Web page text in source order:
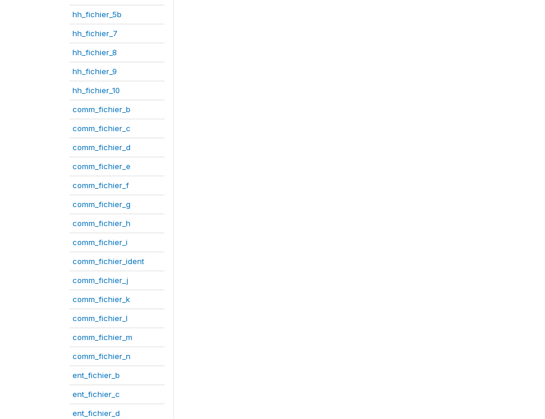
hh_fichier_5b
hh_fichier_7
hh_fichier_8
hh_fichier_9
hh_fichier_10
comm_fichier_b
comm_fichier_c
comm_fichier_d
comm_fichier_e
comm_fichier_f
comm_fichier_g
comm_fichier_h
comm_fichier_i
comm_fichier_ident
comm_fichier_j
comm_fichier_k
comm_fichier_l
comm_fichier_m
comm_fichier_n
ent_fichier_b
ent_fichier_c
ent_fichier_d